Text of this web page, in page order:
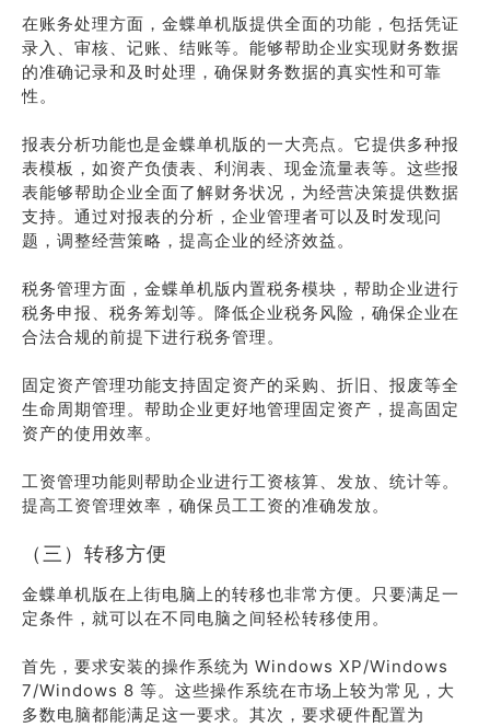
在账务处理方面，金蝶单机版提供全面的功能，包括凭证
录入、审核、记账、结账等。能够帮助企业实现财务数据
的准确记录和及时处理，确保财务数据的真实性和可靠
性。
报表分析功能也是金蝶单机版的一大亮点。它提供多种报
表模板，如资产负债表、利润表、现金流量表等。这些报
表能够帮助企业全面了解财务状况，为经营决策提供数据
支持。通过对报表的分析，企业管理者可以及时发现问
题，调整经营策略，提高企业的经济效益。
税务管理方面，金蝶单机版内置税务模块，帮助企业进行
税务申报、税务筹划等。降低企业税务风险，确保企业在
合法合规的前提下进行税务管理。
固定资产管理功能支持固定资产的采购、折旧、报废等全
生命周期管理。帮助企业更好地管理固定资产，提高固定
资产的使用效率。
工资管理功能则帮助企业进行工资核算、发放、统计等。
提高工资管理效率，确保员工工资的准确发放。
（三）转移方便
金蝶单机版在上街电脑上的转移也非常方便。只要满足一
定条件，就可以在不同电脑之间轻松转移使用。
首先，要求安装的操作系统为 Windows XP/Windows
7/Windows 8 等。这些操作系统在市场上较为常见，大
多数电脑都能满足这一要求。其次，要求硬件配置为